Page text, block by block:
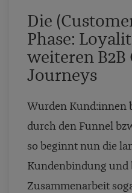
Die
Phase:
weiteren B2B
Journeys
Wurden Kund:innen
durch den Funnel
so beginnt nun die
Kundenbindung und
Zusammenarbeit